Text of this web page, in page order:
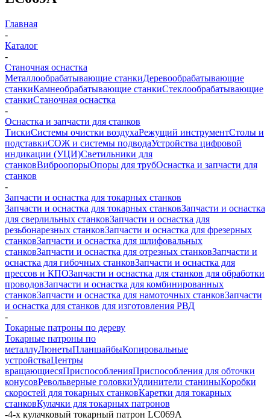
Главная
-
Каталог
-
Станочная оснастка
Металлообрабатывающие станкиДеревообрабатывающие
станкиКамнеобрабатывающие станкиСтеклообрабатывающие
станкиСтаночная оснастка
-
Оснастка и запчасти для станков
ТискиСистемы очистки воздухаРежущий инструментСтолы и
подставкиСОЖ и системы подводаУстройства цифровой
индикации (УЦИ)Светильники для
станковВиброопорыОпоры для трубОснастка и запчасти для
станков
-
Запчасти и оснастка для токарных станков
Запчасти и оснастка для токарных станковЗапчасти и оснастка
для сверлильных станковЗапчасти и оснастка для
резьбонарезных станковЗапчасти и оснастка для фрезерных
станковЗапчасти и оснастка для шлифовальных
станковЗапчасти и оснастка для отрезных станковЗапчасти и
оснастка для гибочных станковЗапчасти и оснастка для
прессов и КПОЗапчасти и оснастка для станков для обработки
проводовЗапчасти и оснастка для комбинированных
станковЗапчасти и оснастка для намоточных станковЗапчасти
и оснастка для станков для изготовления РВД
-
Токарные патроны по дереву
Токарные патроны по
металлуЛюнетыПланшайбыКопировальные
устройстваЦентры
вращающиесяПриспособленияПриспособления для обточки
конусовРевольверные головкиУдлинители станиныКоробки
скоростей для токарных станковКаретки для токарных
станковКулачки для токарных патронов
-4-х кулачковый токарный патрон LC069A